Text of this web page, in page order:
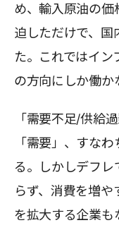
め、輸入原油の価
迫しただけで、国
た。これではイン
の方向にしか働か
「需要不足/供給
「需要」、すな
る。しかしデフレ
らず、消費を増
を拡大する企業も